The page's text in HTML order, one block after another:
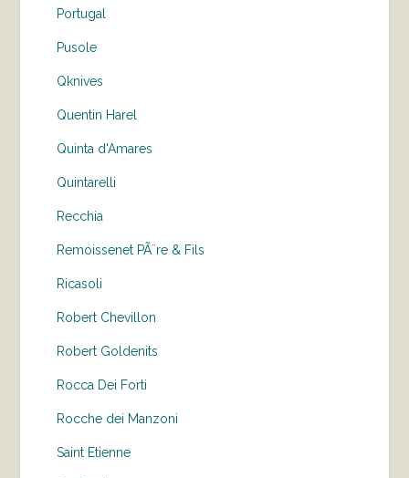
Portugal
Pusole
Qknives
Quentin Harel
Quinta d'Amares
Quintarelli
Recchia
Remoissenet PÃ¨re & Fils
Ricasoli
Robert Chevillon
Robert Goldenits
Rocca Dei Forti
Rocche dei Manzoni
Saint Etienne